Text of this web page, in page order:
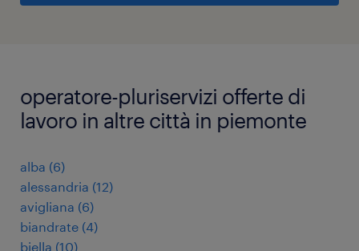
operatore-pluriservizi offerte di
lavoro in altre città in piemonte
alba (6)
alessandria (12)
avigliana (6)
biandrate (4)
biella (10)